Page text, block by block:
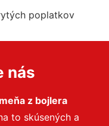
poplatkov
nás
z bojlera
to skúsených a